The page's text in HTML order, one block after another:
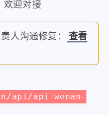
欢迎对接
人沟通修复：
查看
api/api-wenan-